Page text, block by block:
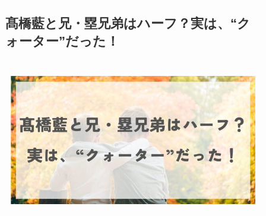
髙橋藍と兄・塁兄弟はハーフ？実は、“ク
ォーター”だった！